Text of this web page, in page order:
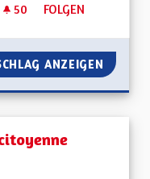
50 50 FOLLOWER
FOLGEN
MAINTIEN DE
ANZEIGEN